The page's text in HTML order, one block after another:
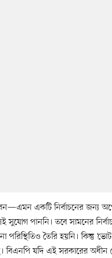
একটি নির্বাচনের জন্য
সুযোগ পাননি। তবে সামনের
তৈরি হয়নি। কিন্তু
যদি এই সরকারের অধীন